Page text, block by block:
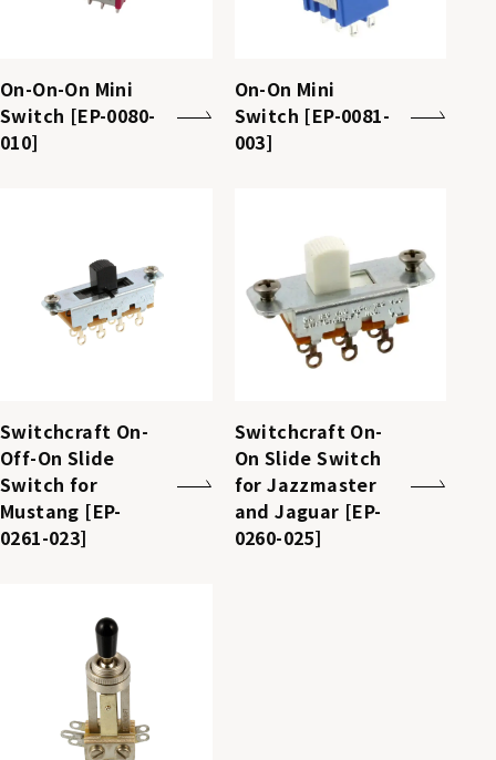
On-On-On Mini
Switch [EP-0080-
010]
On-On Mini
Switch [EP-0081-
003]
Switchcraft On-
Off-On Slide
Switch for
Mustang [EP-
0261-023]
Switchcraft On-
On Slide Switch
for Jazzmaster
and Jaguar [EP-
0260-025]